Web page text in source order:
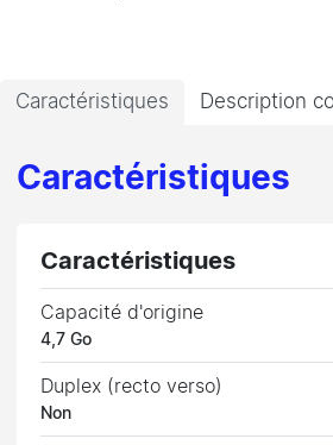
Caractéristiques Description
Caractéristiques
Caractéristiques
Capacité d'origine
4,7 Go
Duplex (recto verso)
Non